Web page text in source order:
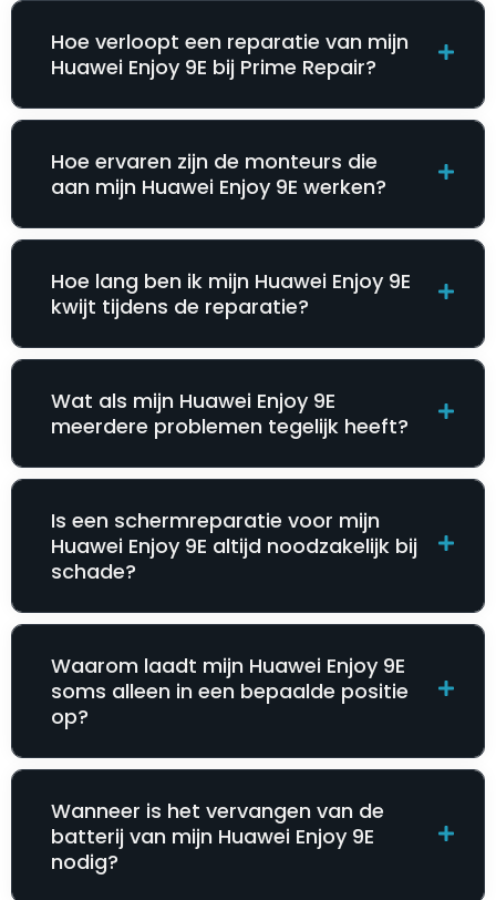
Hoe verloopt een reparatie van mijn
Huawei Enjoy 9E bij Prime Repair?
Hoe ervaren zijn de monteurs die
aan mijn Huawei Enjoy 9E werken?
Hoe lang ben ik mijn Huawei Enjoy 9E
kwijt tijdens de reparatie?
Wat als mijn Huawei Enjoy 9E
meerdere problemen tegelijk heeft?
Is een schermreparatie voor mijn
Huawei Enjoy 9E altijd noodzakelijk bij
schade?
Waarom laadt mijn Huawei Enjoy 9E
soms alleen in een bepaalde positie
op?
Wanneer is het vervangen van de
batterij van mijn Huawei Enjoy 9E
nodig?